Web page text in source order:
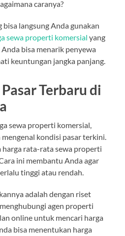
caranya?
langsung Anda gunakan
sewa properti komersial yang
bisa menarik penyewa
keuntungan jangka panjang.
Terbaru di
sewa properti komersial,
kondisi pasar terkini.
harga rata-rata sewa properti
ini membantu Anda agar
tinggi atau rendah.
adalah dengan riset
agen properti
online untuk mencari harga
bisa menentukan harga